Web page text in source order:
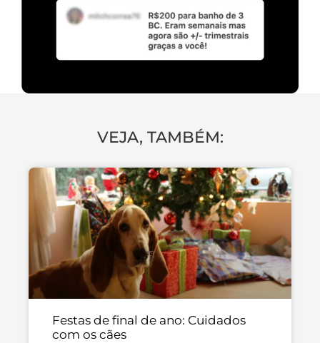
VEJA, TAMBÉM:
Festas de final de ano: Cuidados
com os cães